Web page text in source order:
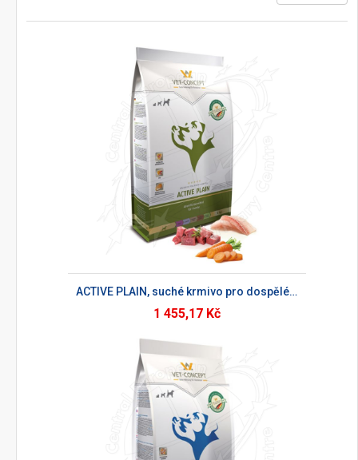
ACTIVE PLAIN, suché krmivo pro dospělé psy
1 455,17 Kč